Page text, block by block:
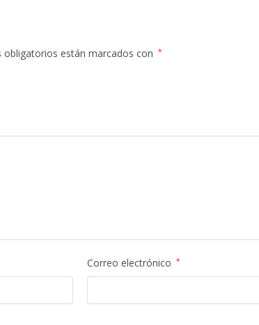
obligatorios están marcados con *
Correo electrónico *